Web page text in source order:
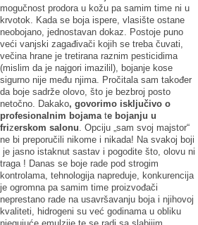
mogučnost prodora u kožu pa samim time ni u
krvotok. Kada se boja ispere, vlasište ostane
neobojano, jednostavan dokaz. Postoje puno
veći vanjski zagađivači kojih se treba čuvati,
večina hrane je tretirana raznim pesticidima
(mislim da je najgori imazilil), bojanje kose
sigurno nije među njima. Pročitala sam također
da boje sadrže olovo, što je bezbroj posto
netočno. Dakako, govorimo isključivo o
profesionalnim bojama te bojanju u
frizerskom salonu . Opciju „sam svoj majstor“
ne bi preporučili nikome i nikada! Na svakoj boji
je jasno istaknut sastav i pogodite što, olovu ni
traga ! Danas se boje rade pod strogim
kontrolama, tehnologija napreduje, konkurencija
je ogromna pa samim time proizvođači
neprestano rade na usavršavanju boja i njihovoj
kvaliteti, hidrogeni su već godinama u obliku